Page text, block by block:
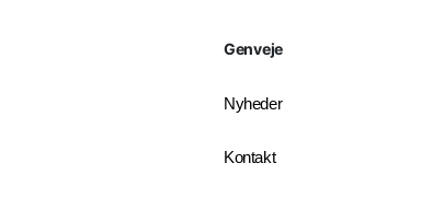
Genveje
Nyheder
Kontakt